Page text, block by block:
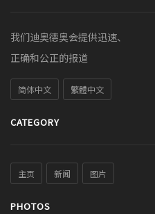
我们迪奥德奥会提供迅速、
正确和公正的报道
简体中文 繁體中文
CATEGORY
主页 新闻 图片
PHOTOS